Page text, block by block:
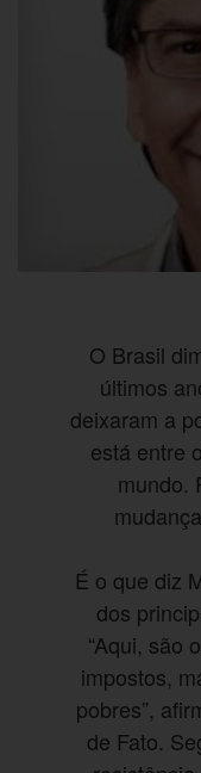
O Brasil
últimos
deixaram a
está entre
mundo.
É o que diz
dos
“Aqui, são
impostos,
pobres”,
de Fato.